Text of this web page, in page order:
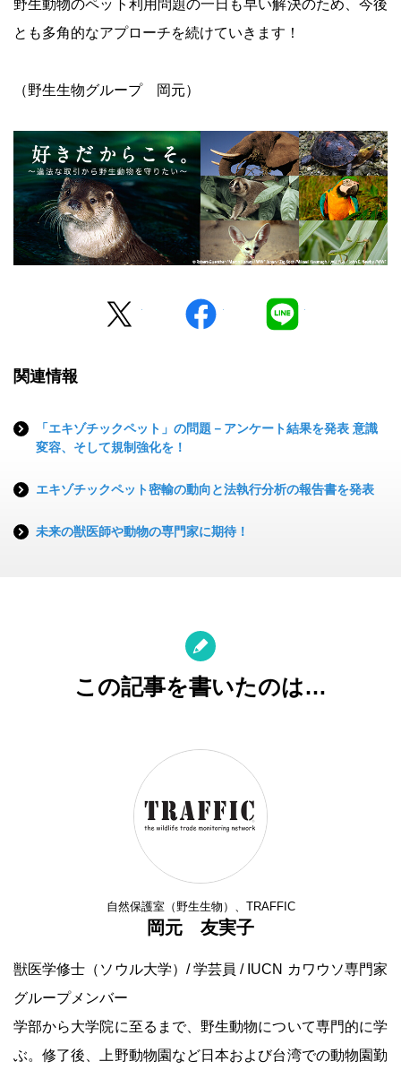
野生動物のペット利用問題の一日も早い解決のため、今後
とも多角的なアプローチを続けていきます！
（野生生物グループ 岡元）
facebook
関連情報
「エキゾチックペット」の問題－アンケート結果を発表 意識
変容、そして規制強化を！
エキゾチックペット密輸の動向と法執行分析の報告書を発表
未来の獣医師や動物の専門家に期待！
この記事を書いたのは…
自然保護室（野生生物）、TRAFFIC
岡元 友実子
獣医学修士（ソウル大学）/ 学芸員 / IUCN カワウソ専門家
グループメンバー
学部から大学院に至るまで、野生動物について専門的に学
ぶ。修了後、上野動物園など日本および台湾での動物園勤